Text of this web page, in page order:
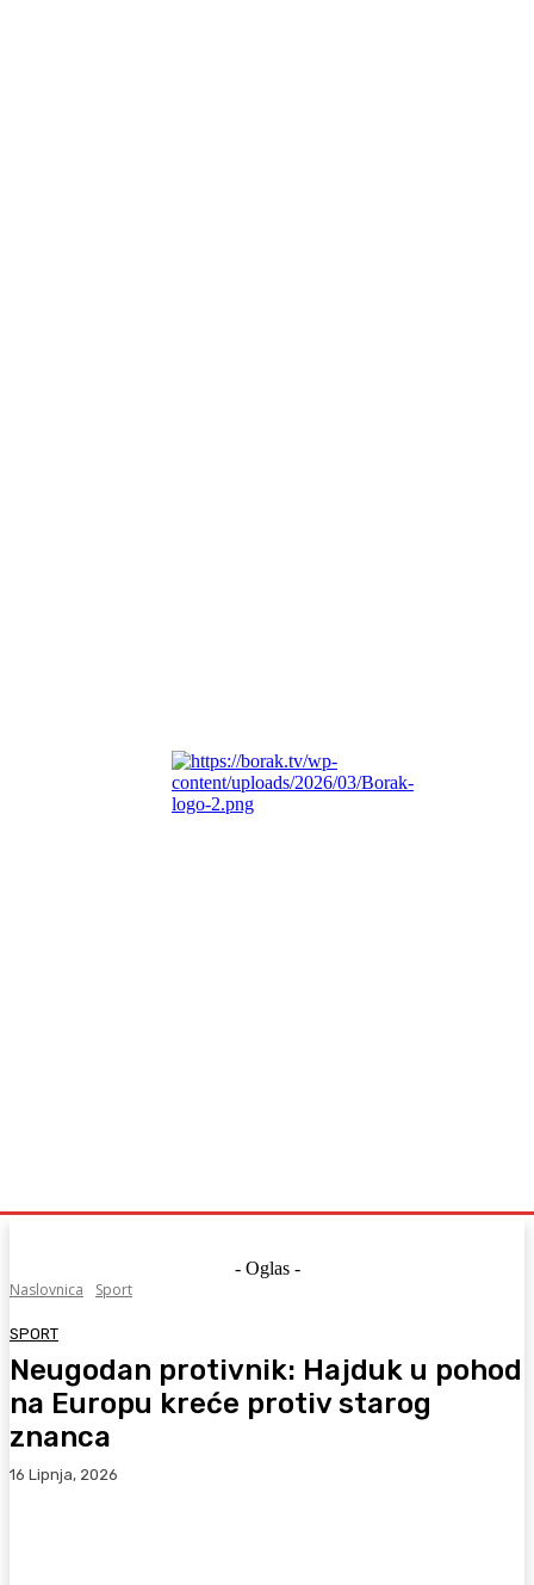
- Oglas -
Naslovnica
Sport
SPORT
Neugodan protivnik: Hajduk u pohod
na Europu kreće protiv starog
znanca
16 Lipnja, 2026